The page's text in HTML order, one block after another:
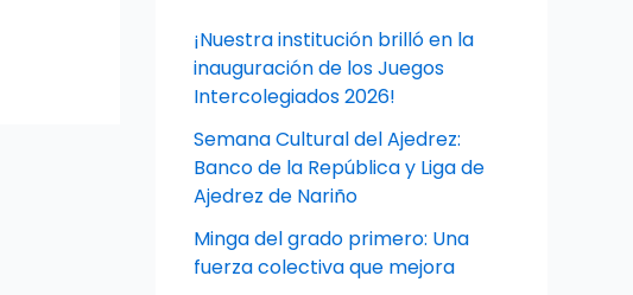
¡Nuestra institución brilló en la
inauguración de los Juegos
Intercolegiados 2026!
Semana Cultural del Ajedrez:
Banco de la República y Liga de
Ajedrez de Nariño
Minga del grado primero: Una
fuerza colectiva que mejora